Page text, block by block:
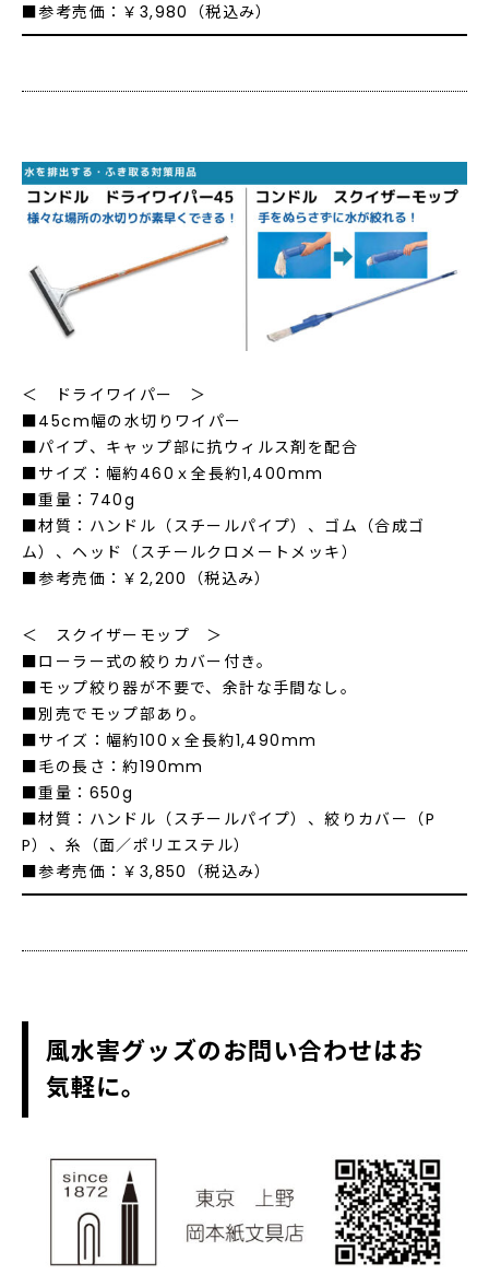
■参考売価：￥3,980（税込み）
＜ ドライワイパー ＞
■45cm幅の水切りワイパー
■パイプ、キャップ部に抗ウィルス剤を配合
■サイズ：幅約460ｘ全長約1,400mm
■重量：740g
■材質：ハンドル（スチールパイプ）、ゴム（合成ゴ
ム）、ヘッド（スチールクロメートメッキ）
■参考売価：￥2,200（税込み）
＜ スクイザーモップ ＞
■ローラー式の絞りカバー付き。
■モップ絞り器が不要で、余計な手間なし。
■別売でモップ部あり。
■サイズ：幅約100ｘ全長約1,490mm
■毛の長さ：約190mm
■重量：650g
■材質：ハンドル（スチールパイプ）、絞りカバー（P
P）、糸（面／ポリエステル）
■参考売価：￥3,850（税込み）
風水害グッズのお問い合わせはお
気軽に。